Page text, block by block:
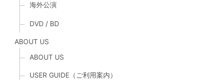
海外公演
DVD / BD
ABOUT US
ABOUT US
USER GUIDE（ご利用案内）